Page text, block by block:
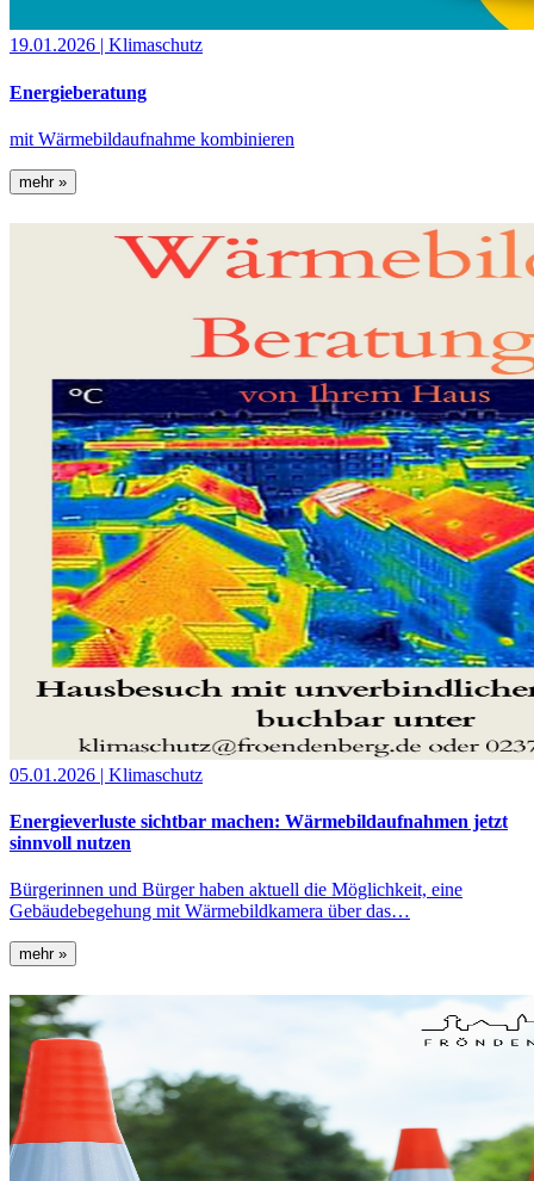
19.01.2026 | Klimaschutz
Energieberatung
mit Wärmebildaufnahme kombinieren
mehr »
05.01.2026 | Klimaschutz
Energieverluste sichtbar machen: Wärmebildaufnahmen jetzt
sinnvoll nutzen
Bürgerinnen und Bürger haben aktuell die Möglichkeit, eine
Gebäudebegehung mit Wärmebildkamera über das…
mehr »